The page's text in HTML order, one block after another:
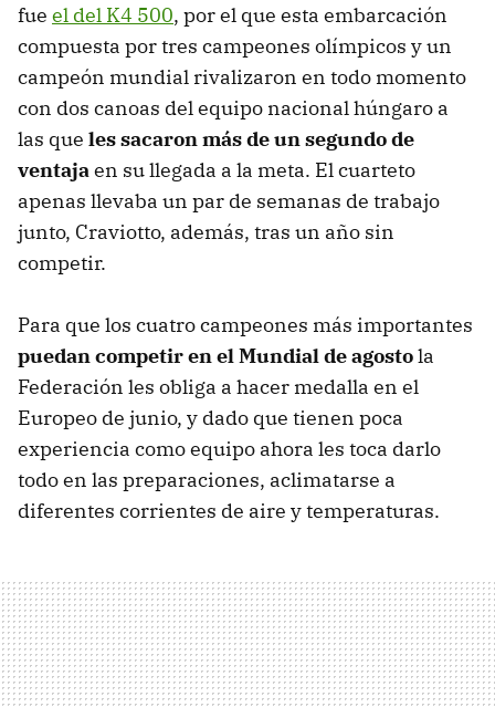
fue el del K4 500, por el que esta embarcación
compuesta por tres campeones olímpicos y un
campeón mundial rivalizaron en todo momento
con dos canoas del equipo nacional húngaro a
las que les sacaron más de un segundo de
ventajaen su llegada a la meta. El cuarteto
apenas llevaba un par de semanas de trabajo
junto, Craviotto, además, tras un año sin
competir.
Para que los cuatro campeones más importantes
puedan competir en el Mundial de agostola
Federación les obliga a hacer medalla en el
Europeo de junio, y dado que tienen poca
experiencia como equipo ahora les toca darlo
todo en las preparaciones, aclimatarse a
diferentes corrientes de aire y temperaturas.